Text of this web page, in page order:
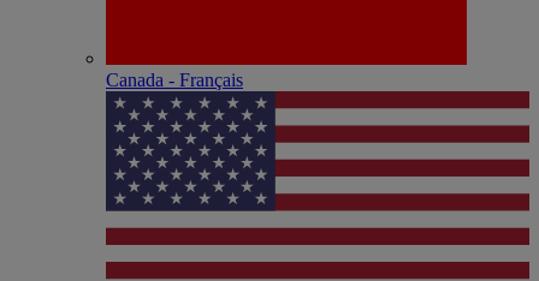
Canada - Français